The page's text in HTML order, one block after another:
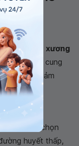
mắc bệnh xương
đảm bảo cung
huyết và giảm
việc lựa chọn
huyết thấp,